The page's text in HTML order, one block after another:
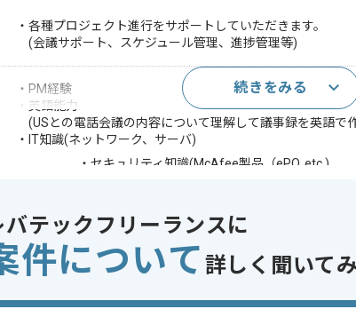
・各種プロジェクト進行をサポートしていただきます。
(会議サポート、スケジュール管理、進捗管理等)
・PM経験
・英語能力
(USとの電話会議の内容について理解して議事録を英語で
・IT知識(ネットワーク、サーバ)
・セキュリティ知識(McAfee製品（ePO, etc.)
・IT知識(ネットワーク/サーバ/ITインフラ構築経
・IT知識(DB（Oracle,SQL Server),UNIX/Linux運用
・IT知識(JavaScript, Perl等でのプログラム開発経
※上記に似た経験やスキルをお持ちであれば申し込み可能なケースも
続きをみる
バテックフリーランスに
件について 詳しく聞いて